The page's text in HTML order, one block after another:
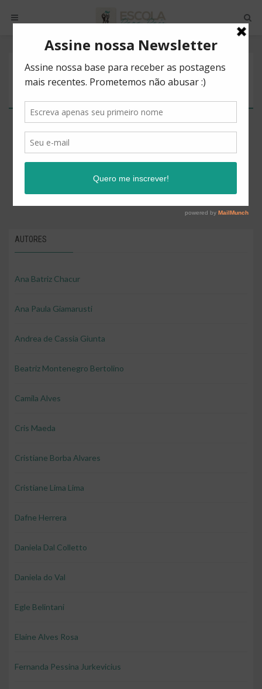
POSTS BY TAG
TENSÃO MUSCULAR.
There are no posts to show.
AUTORES
Ana Batriz Chacur
Ana Paula Giamarusti
Andrea de Cassia Giunta
Beatriz Montenegro Bertolino
Camila Alves
Cris Maeda
Cristiane Borba Alvares
Cristiane Lima Lima
Dafne Herrera
Daniela Dal Colletto
Daniela do Val
Egle Belintani
Elaine Alves Rosa
Fernanda Pessina Jurkevicius